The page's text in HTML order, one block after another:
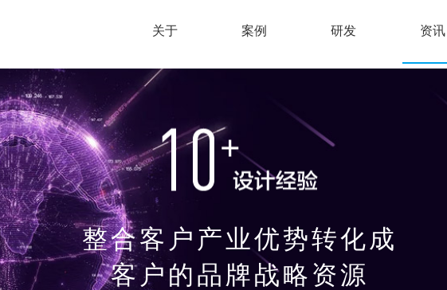
关于 案例 研发 资讯
整合客户产业优势转化成
客户的品牌战略资源